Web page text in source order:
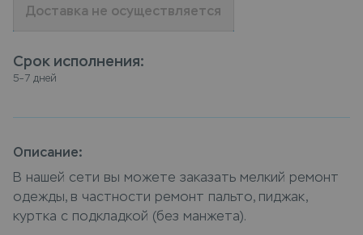
Доставка не осуществляется
Срок исполнения:
5–7 дней
Описание:
В нашей сети вы можете заказать мелкий ремонт
одежды, в частности ремонт пальто, пиджак,
куртка с подкладкой (без манжета).